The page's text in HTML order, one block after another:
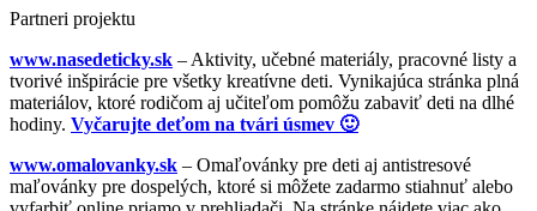
Partneri projektu
www.nasedeticky.sk – Aktivity, učebné materiály, pracovné listy a
tvorivé inšpirácie pre všetky kreatívne deti. Vynikajúca stránka plná
materiálov, ktoré rodičom aj učiteľom pomôžu zabaviť deti na dlhé
hodiny. Vyčarujte deťom na tvári úsmev 🙂
www.omalovanky.sk – Omaľovánky pre deti aj antistresové
maľovánky pre dospelých, ktoré si môžete zadarmo stiahnuť alebo